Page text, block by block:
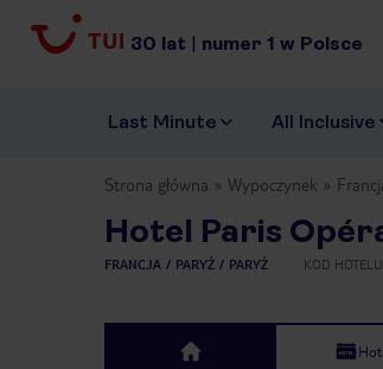
30 lat | numer 1 w Polsce
Last Minute All Inclusive
Strona główna Wypoczynek
Hotel Paris
FRANCJA PARYŻ PARYŻ KOD HOTELU
top